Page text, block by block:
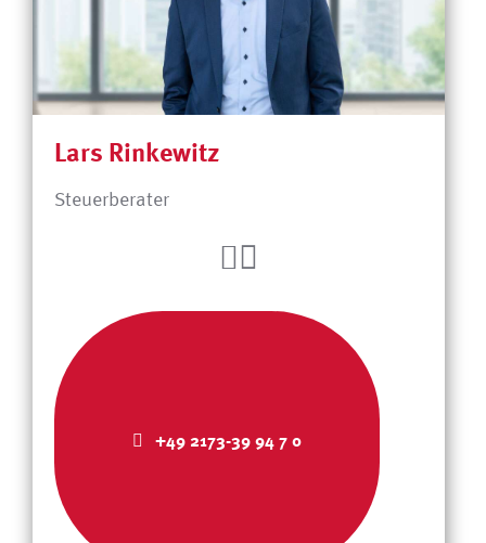
Lars Rinkewitz
Steuerberater
+49 2173-39 94 7 0